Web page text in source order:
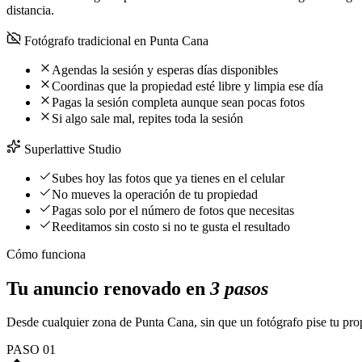
distancia.
Fotógrafo tradicional en Punta Cana
Agendas la sesión y esperas días disponibles
Coordinas que la propiedad esté libre y limpia ese día
Pagas la sesión completa aunque sean pocas fotos
Si algo sale mal, repites toda la sesión
Superlattive Studio
Subes hoy las fotos que ya tienes en el celular
No mueves la operación de tu propiedad
Pagas solo por el número de fotos que necesitas
Reeditamos sin costo si no te gusta el resultado
Cómo funciona
Tu anuncio renovado en 3 pasos
Desde cualquier zona de Punta Cana, sin que un fotógrafo pise tu
PASO 01